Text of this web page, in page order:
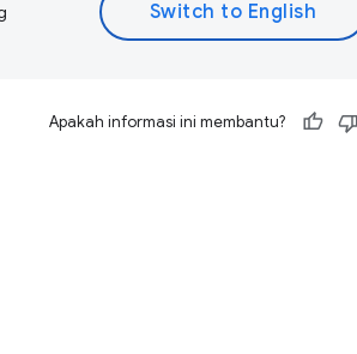
Apakah informasi ini membantu?